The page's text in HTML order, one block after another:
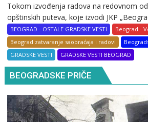
Tokom izvođenja radova na redovnom
opštinskih puteva, koje izvodi JKP
BEOGRAD - OSTALE GRADSKE VESTI
Beograd -
Beograd zatvaranje saobraćaja i radovi
GRADSKE VESTI
GRADSKE VESTI BEOGRAD
BEOGRADSKE PRIČE